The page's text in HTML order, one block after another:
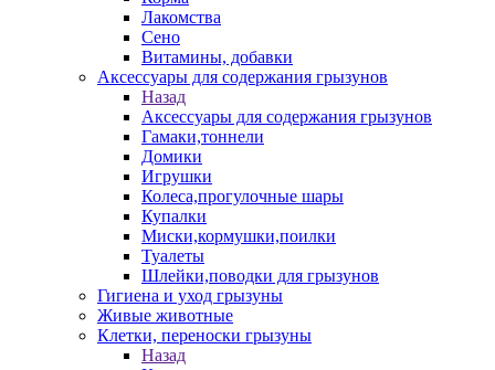
Лакомства
Сено
Витамины, добавки
Аксессуары для содержания грызунов
Назад
Аксессуары для содержания грызунов
Гамаки,тоннели
Домики
Игрушки
Колеса,прогулочные шары
Купалки
Миски,кормушки,поилки
Туалеты
Шлейки,поводки для грызунов
Гигиена и уход грызуны
Живые животные
Клетки, переноски грызуны
Назад